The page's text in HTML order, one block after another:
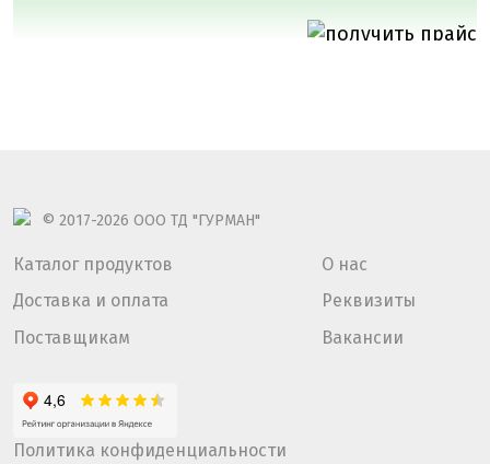
Каталог продуктов
Доставка и оплата
Поставщикам
О нас
Реквизиты
Вакансии
© 2017-2026 ООО ТД "ГУРМАН"
Политика конфиденциальности